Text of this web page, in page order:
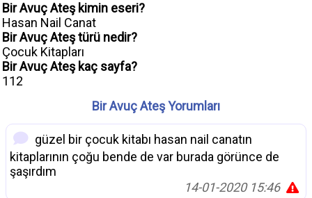
Bir Avuç Ateş kimin eseri?
Hasan Nail Canat
Bir Avuç Ateş türü nedir?
Çocuk Kitapları
Bir Avuç Ateş kaç sayfa?
112
Bir Avuç Ateş Yorumları
güzel bir çocuk kitabı hasan nail canatın
kitaplarının çoğu bende de var burada görünce de
şaşırdım
14-01-2020 15:46